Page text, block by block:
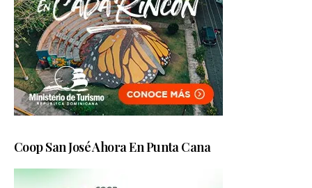
Coop San José Ahora En Punta Cana